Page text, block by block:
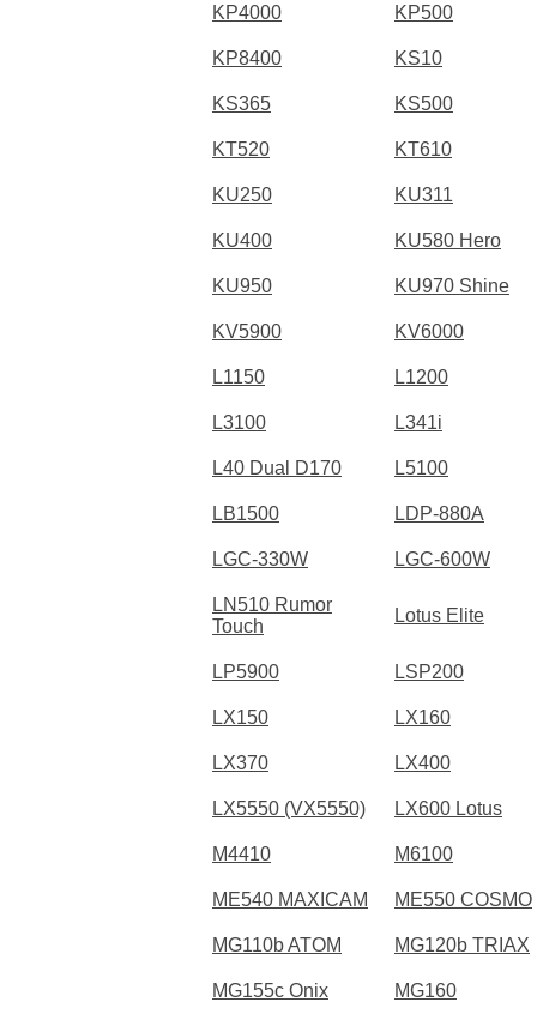
KP4000 KP500
KP8400 KS10
KS365 KS500
KT520 KT610
KU250 KU311
KU400 KU580 Hero
KU950 KU970 Shine
KV5900 KV6000
L1150 L1200
L3100 L341i
L40 Dual D170 L5100
LB1500 LDP-880A
LGC-330W LGC-600W
LN510 Rumor
Touch
Lotus Elite
LP5900 LSP200
LX150 LX160
LX370 LX400
LX5550 (VX5550) LX600 Lotus
M4410 M6100
ME540 MAXICAM ME550 COSMO
MG110b ATOM MG120b TRIAX
MG155c Onix MG160